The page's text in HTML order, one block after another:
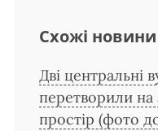
Схожі новини
Дві центральні
перетворили на
простір (фото